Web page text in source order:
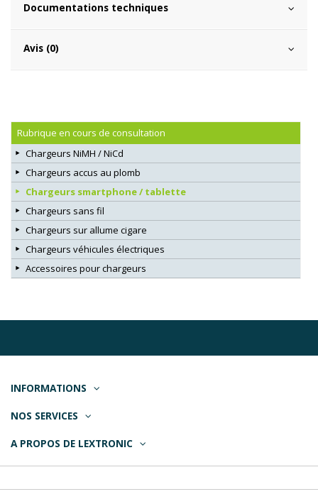
Documentations techniques
Avis (0)
Rubrique en cours de consultation
Chargeurs NiMH / NiCd
Chargeurs accus au plomb
Chargeurs smartphone / tablette
Chargeurs sans fil
Chargeurs sur allume cigare
Chargeurs véhicules électriques
Accessoires pour chargeurs
INFORMATIONS
NOS SERVICES
A PROPOS DE LEXTRONIC